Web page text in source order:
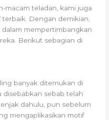
macam teladan, kami juga
Dengan demikian,
mempertimbangkan
Berikut sebagian di
banyak ditemukan di
disebabkan sebab telah
dahulu, pun sebelum
mengaplikasikan motif